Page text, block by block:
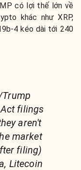
có lợi thế lớn về
khác như XRP,
4 kéo dài tới 240
filings
aren't
market
filing)
Litecoin